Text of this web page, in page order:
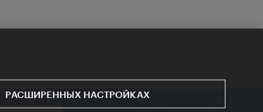
РАСШИРЕННЫХ НАСТРОЙКАХ